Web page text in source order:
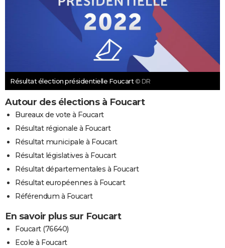
Résultat élection présidentielle Foucart © DR
Autour des élections à Foucart
Bureaux de vote à Foucart
Résultat régionale à Foucart
Résultat municipale à Foucart
Résultat législatives à Foucart
Résultat départementales à Foucart
Résultat européennes à Foucart
Référendum à Foucart
En savoir plus sur Foucart
Foucart (76640)
Ecole à Foucart